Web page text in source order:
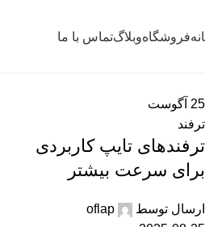
فروشگاهوبلاگتماس با ما
25 آگوست
ترفند
ترفندهای تایپ کاربردی
برای سرعت بیشتر
ارسال توسط
oflap